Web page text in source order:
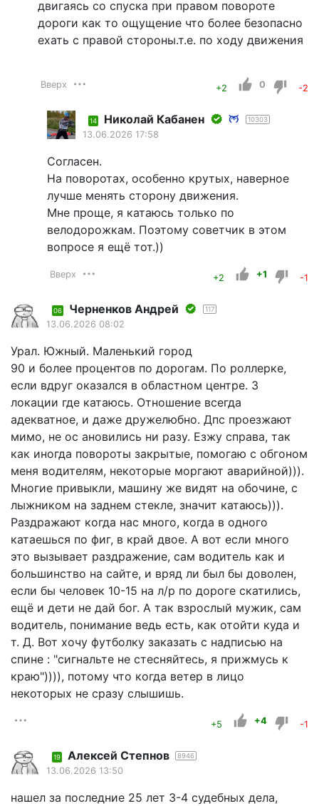
двигаясь со спуска при правом повороте
дороги как то ощущение что более безопасно
ехать с правой стороны.т.е. по ходу движения
Вверх +2 0 -2
14 Николай Кабанен 10303
13.06.2026 17:58
Согласен.
На поворотах, особенно крутых, наверное
лучше менять сторону движения.
Мне проще, я катаюсь только по
велодорожкам. Поэтому советчик в этом
вопросе я ещё тот.))
Вверх +2 +1 -1
06 Черненков Андрей 117
13.06.2026 08:02
Урал. Южный. Маленький город
90 и более процентов по дорогам. По роллерке,
если вдруг оказался в областном центре. 3
локации где катаюсь. Отношение всегда
адекватное, и даже дружелюбно. Дпс проезжают
мимо, не ос ановились ни разу. Езжу справа, так
как иногда повороты закрытые, помогаю с обгоном
меня водителям, некоторые моргают аварийной))).
Многие привыкли, машину же видят на обочине, с
лыжником на заднем стекле, значит катаюсь))).
Раздражают когда нас много, когда в одного
катаешься по фиг, в край двое. А вот если много
это вызывает раздражение, сам водитель как и
большинство на сайте, и вряд ли был бы доволен,
если бы человек 10-15 на л/р по дороге скатились,
ещё и дети не дай бог. А так взрослый мужик, сам
водитель, понимание ведь есть, как отойти куда и
т. Д. Вот хочу футболку заказать с надписью на
спине : "сигнальте не стесняйтесь, я прижмусь к
краю")))), потому что когда ветер в лицо
некоторых не сразу слышишь.
+5 +4 -1
19 Алексей Степнов 8946
13.06.2026 13:50
нашел за последние 25 лет 3-4 судебных дела,